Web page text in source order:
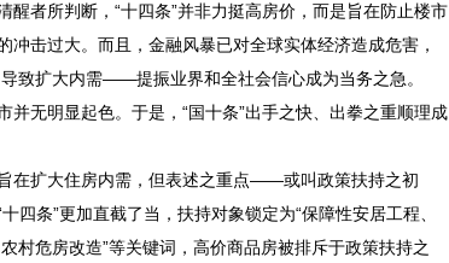
醒者所判断，“十四条”并非力挺高房价，而是旨在防止楼市
冲击过大。而且，金融风暴已对全球实体经济造成危害，
致扩大内需——提振业界和全社会信心成为当务之急。
并无明显起色。于是，“国十条”出手之快、出拳之重顺理成
扩大住房内需，但表述之重点——或叫政策扶持之初
四条”更加直截了当，扶持对象锁定为“保障性安居工程、
村危房改造”等关键词，高价商品房被排斥于政策扶持之